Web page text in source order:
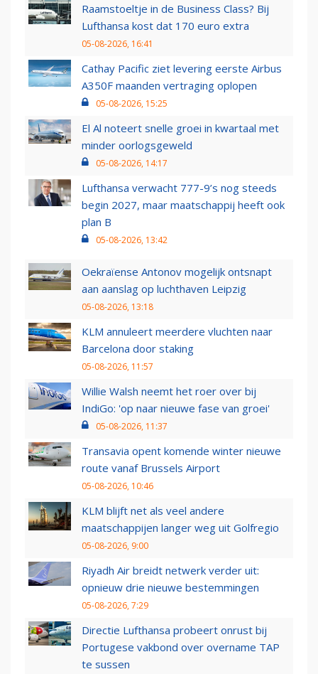
Raamstoeltje in de Business Class? Bij
Lufthansa kost dat 170 euro extra
05-08-2026, 16:41
Cathay Pacific ziet levering eerste Airbus
A350F maanden vertraging oplopen
05-08-2026, 15:25
El Al noteert snelle groei in kwartaal met
minder oorlogsgeweld
05-08-2026, 14:17
Lufthansa verwacht 777-9’s nog steeds
begin 2027, maar maatschappij heeft ook
plan B
05-08-2026, 13:42
Oekraïense Antonov mogelijk ontsnapt
aan aanslag op luchthaven Leipzig
05-08-2026, 13:18
KLM annuleert meerdere vluchten naar
Barcelona door staking
05-08-2026, 11:57
Willie Walsh neemt het roer over bij
IndiGo: 'op naar nieuwe fase van groei'
05-08-2026, 11:37
Transavia opent komende winter nieuwe
route vanaf Brussels Airport
05-08-2026, 10:46
KLM blijft net als veel andere
maatschappijen langer weg uit Golfregio
05-08-2026, 9:00
Riyadh Air breidt netwerk verder uit:
opnieuw drie nieuwe bestemmingen
05-08-2026, 7:29
Directie Lufthansa probeert onrust bij
Portugese vakbond over overname TAP
te sussen